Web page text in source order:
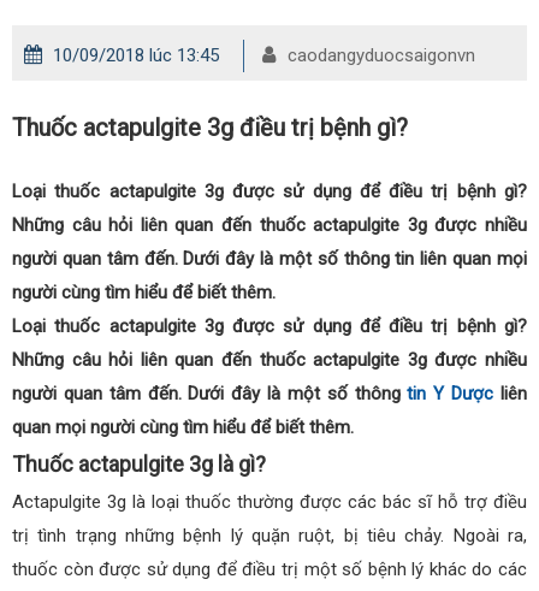
10/09/2018 lúc 13:45 caodangyduocsaigonvn
Thuốc actapulgite 3g điều trị bệnh gì?
Loại thuốc actapulgite 3g được sử dụng để điều trị bệnh gì?
Những câu hỏi liên quan đến thuốc actapulgite 3g được nhiều
người quan tâm đến. Dưới đây là một số thông tin liên quan mọi
người cùng tìm hiểu để biết thêm.
Loại thuốc actapulgite 3g được sử dụng để điều trị bệnh gì?
Những câu hỏi liên quan đến thuốc actapulgite 3g được nhiều
người quan tâm đến. Dưới đây là một số thôngtin Y Dược liên
quan mọi người cùng tìm hiểu để biết thêm.
Thuốc actapulgite 3g là gì?
Actapulgite 3g là loại thuốc thường được các bác sĩ hỗ trợ điều
trị tình trạng những bệnh lý quặn ruột, bị tiêu chảy. Ngoài ra,
thuốc còn được sử dụng để điều trị một số bệnh lý khác do các